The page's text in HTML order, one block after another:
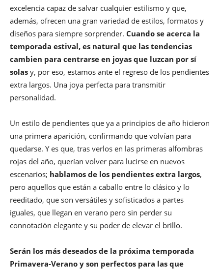
excelencia capaz de salvar cualquier estilismo y que,
además, ofrecen una gran variedad de estilos, formatos y
diseños para siempre sorprender. Cuando se acerca la
temporada estival, es natural que las tendencias
cambien para centrarse en joyas que luzcan por sí
solas y, por eso, estamos ante el regreso de los pendientes
extra largos. Una joya perfecta para transmitir
personalidad.
Un estilo de pendientes que ya a principios de año hicieron
una primera aparición, confirmando que volvían para
quedarse. Y es que, tras verlos en las primeras alfombras
rojas del año, querían volver para lucirse en nuevos
escenarios; hablamos de los pendientes extra largos,
pero aquellos que están a caballo entre lo clásico y lo
reeditado, que son versátiles y sofisticados a partes
iguales, que llegan en verano pero sin perder su
connotación elegante y su poder de elevar el brillo.
Serán los más deseados de la próxima temporada
Primavera-Verano y son perfectos para las que